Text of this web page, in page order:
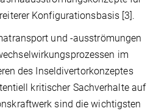
Konfigurationsbasis [3].
und -ausströmungen
im
des Inseldivertorkonzeptes
kritischer Sachverhalte auf
sind die wichtigsten